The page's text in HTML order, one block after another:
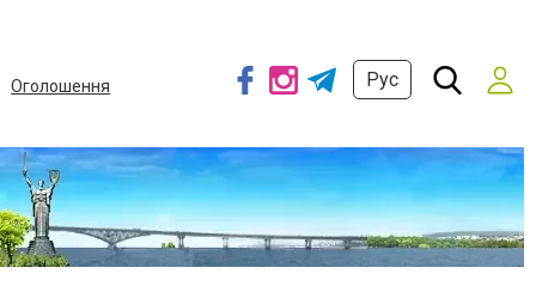
Оголошення
Рус